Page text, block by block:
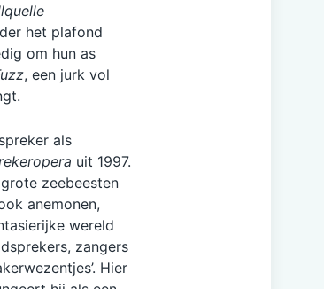
het plafond
om hun as
, een jurk vol
als
uit 1997.
zeebeesten
anemonen,
wereld
zangers
Hier